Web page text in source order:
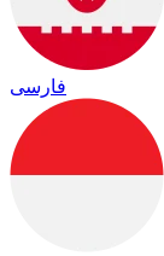
فارسی